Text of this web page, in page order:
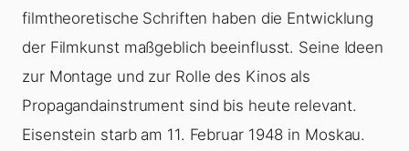
filmtheoretische Schriften haben die Entwicklung
der Filmkunst maßgeblich beeinflusst. Seine Ideen
zur Montage und zur Rolle des Kinos als
Propagandainstrument sind bis heute relevant.
Eisenstein starb am 11. Februar 1948 in Moskau.